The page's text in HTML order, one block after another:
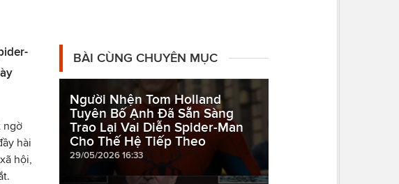
ngờ
hài
hội,
BÀI CÙNG CHUYÊN MỤC
Người Nhện Tom Holland
Tuyên Bố Ạnh Đã Sẵn Sàng
Trao Lại Vai Diễn Spider-Man
Cho Thế Hệ Tiếp Theo
29/05/2026 16:33